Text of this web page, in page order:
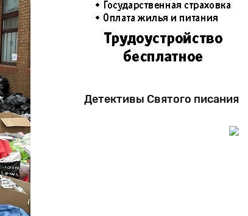
Детективы Святого писания